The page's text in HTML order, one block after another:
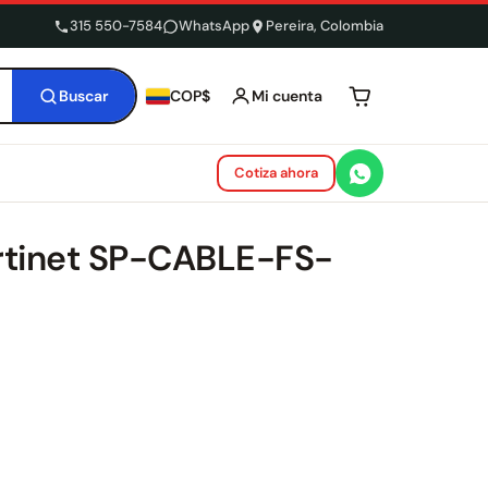
315 550-7584 WhatsApp Pereira, Colombia
Buscar COP$ Mi cuenta Tu carrito está
Cotiza ahora
SP-CABLE-FS-